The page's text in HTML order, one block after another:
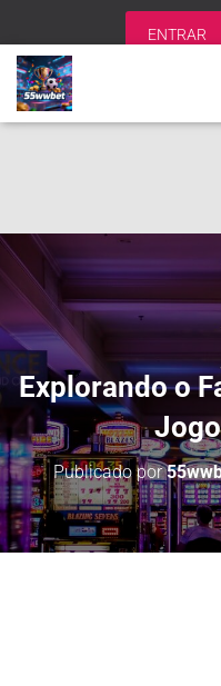
ENTRAR
Explorando o
Publicado por